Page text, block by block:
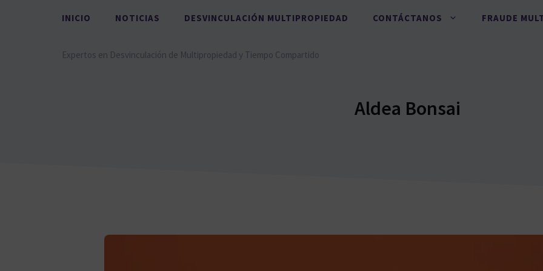
INICIO NOTICIAS DESVINCULACIÓN MULTIPROPIEDAD CONTÁCTANOS FRAUDE
Expertos en Desvinculación de Multipropiedad y Tiempo Compartido
Aldea Bonsai